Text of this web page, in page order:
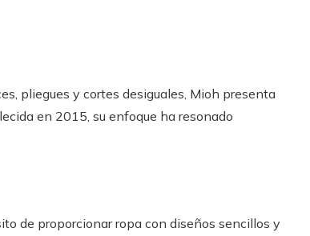
pliegues y cortes desiguales, Mioh presenta
en 2015, su enfoque ha resonado
de proporcionar ropa con diseños sencillos y